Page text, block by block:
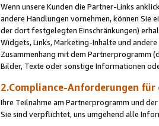
Wenn unsere Kunden die Partner-Links
andere Handlungen vornehmen, können Sie
der dort festgelegten Einschränkungen)
Widgets, Links, Marketing-Inhalte und
Zusammenhang mit dem Partnerprogramm
Bilder, Texte oder sonstige Informationen
2.Compliance-Anforderungen
Ihre Teilnahme am Partnerprogramm und
Sie sind verpflichtet, uns umgehend alle